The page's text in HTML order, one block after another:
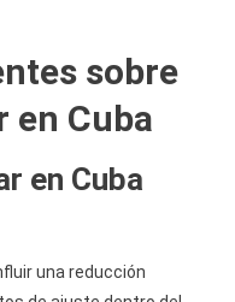
sobre
en Cuba
en Cuba
una reducción